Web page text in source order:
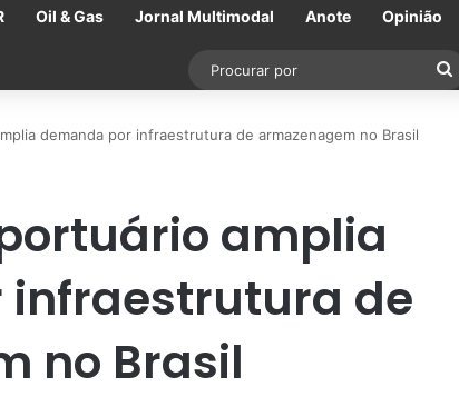
Oil & Gas Jornal Multimodal Anote Opinião
demanda por infraestrutura de armazenagem no Brasil
amplia
de
no Brasil